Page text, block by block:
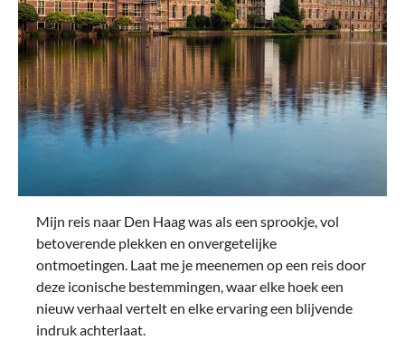
Mijn reis naar Den Haag was als een sprookje, vol
betoverende plekken en onvergetelijke
ontmoetingen. Laat me je meenemen op een reis door
deze iconische bestemmingen, waar elke hoek een
nieuw verhaal vertelt en elke ervaring een blijvende
indruk achterlaat.